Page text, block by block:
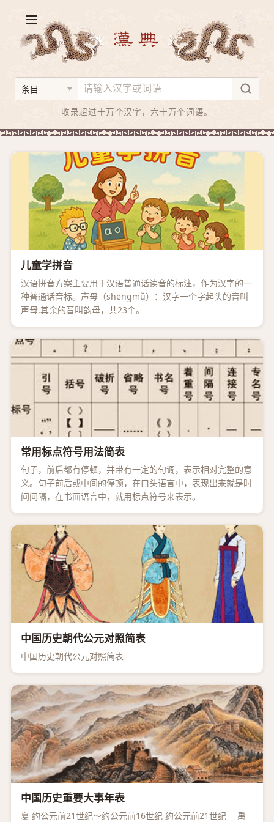
收录超过十万个汉字，六十万个词语。
儿童学拼音
汉语拼音方案主要用于汉语普通话读音的标注，作为汉字的一
种普通话音标。声母（shēngmǔ）：汉字一个字起头的音叫
声母,其余的音叫韵母，共23个。
常用标点符号用法简表
句子，前后都有停顿，并带有一定的句调，表示相对完整的意
义。句子前后或中间的停顿，在口头语言中，表现出来就是时
间间隔，在书面语言中，就用标点符号来表示。
中国历史朝代公元对照简表
中国历史朝代公元对照简表
中国历史重要大事年表
夏 约公元前21世纪～约公元前16世纪 约公元前21世纪 禹